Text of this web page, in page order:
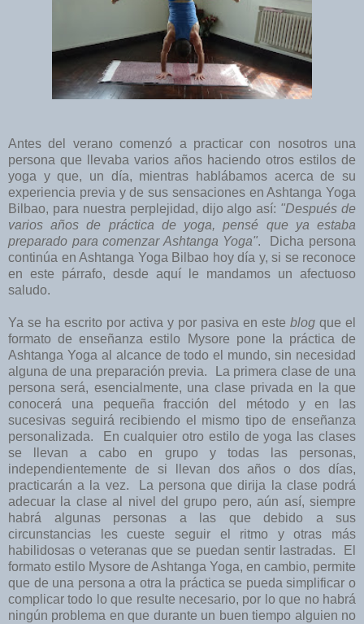
Antes del verano comenzó a practicar con nosotros una
persona que llevaba varios años haciendo otros estilos de
yoga y que, un día, mientras hablábamos acerca de su
experiencia previa y de sus sensaciones en Ashtanga Yoga
Bilbao, para nuestra perplejidad, dijo algo así: "Después de
varios años de práctica de yoga, pensé que ya estaba
preparado para comenzar Ashtanga Yoga". Dicha persona
continúa en Ashtanga Yoga Bilbao hoy día y, si se reconoce
en este párrafo, desde aquí le mandamos un afectuoso
saludo.
Ya se ha escrito por activa y por pasiva en este blog que el
formato de enseñanza estilo Mysore pone la práctica de
Ashtanga Yoga al alcance de todo el mundo, sin necesidad
alguna de una preparación previa. La primera clase de una
persona será, esencialmente, una clase privada en la que
conocerá una pequeña fracción del método y en las
sucesivas seguirá recibiendo el mismo tipo de enseñanza
personalizada. En cualquier otro estilo de yoga las clases
se llevan a cabo en grupo y todas las personas,
independientemente de si llevan dos años o dos días,
practicarán a la vez. La persona que dirija la clase podrá
adecuar la clase al nivel del grupo pero, aún así, siempre
habrá algunas personas a las que debido a sus
circunstancias les cueste seguir el ritmo y otras más
habilidosas o veteranas que se puedan sentir lastradas. El
formato estilo Mysore de Ashtanga Yoga, en cambio, permite
que de una persona a otra la práctica se pueda simplificar o
complicar todo lo que resulte necesario, por lo que no habrá
ningún problema en que durante un buen tiempo alguien no